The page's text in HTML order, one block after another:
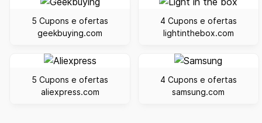
5 Cupons e ofertas
geekbuying.com
4 Cupons e ofertas
lightinthebox.com
5 Cupons e ofertas
aliexpress.com
4 Cupons e ofertas
samsung.com